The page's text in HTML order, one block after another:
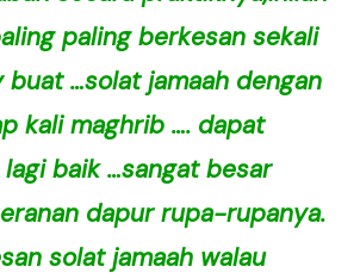
paling berkesan sekali
…solat jamaah dengan
kali maghrib …. dapat
baik …sangat besar
dapur rupa-rupanya.
solat jamaah walau